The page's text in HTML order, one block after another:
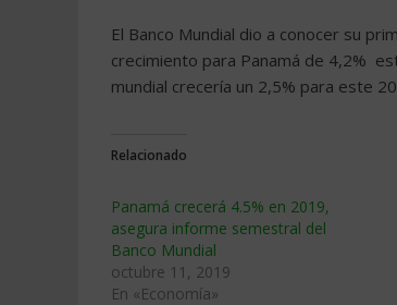
El Banco Mundial dio a conocer su
crecimiento para Panamá de 4,2%
mundial crecería un 2,5% para este
Relacionado
Panamá crecerá 4.5% en 2019,
asegura informe semestral del
Banco Mundial
octubre 11, 2019
En «Economía»